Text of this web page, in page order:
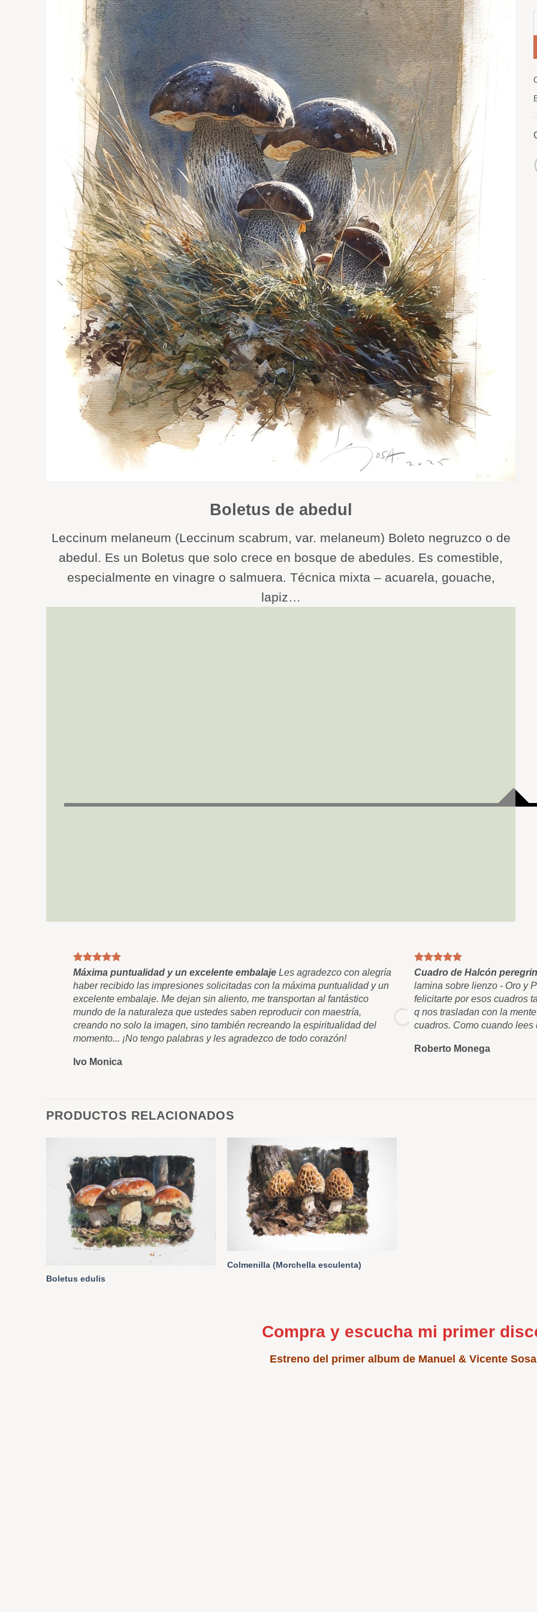
Boletus de abedul
Leccinum melaneum (Leccinum scabrum, var. melaneum) Boleto negruzco o de
abedul. Es un Boletus que solo crece en bosque de abedules. Es comestible,
especialmente en vinagre o salmuera. Técnica mixta – acuarela, gouache,
lapiz…
Máxima puntualidad y un excelente embalaje Les agradezco con alegría
haber recibido las impresiones solicitadas con la máxima puntualidad y un
excelente embalaje. Me dejan sin aliento, me transportan al fantástico
mundo de la naturaleza que ustedes saben reproducir con maestría,
creando no solo la imagen, sino también recreando la espiritualidad del
momento... ¡No tengo palabras y les agradezco de todo corazón!
Ivo Monica
Cuadro de Halcón
lamina sobre lienzo - Oro y
felicitarte por esos cuadros
q nos trasladan con la
cuadros. Como cuando
Roberto Monega
PRODUCTOS RELACIONADOS
Boletus edulis
Colmenilla (Morchella esculenta)
Compra y escucha mi primer
Estreno del primer album de Manuel & Vicente Sosa